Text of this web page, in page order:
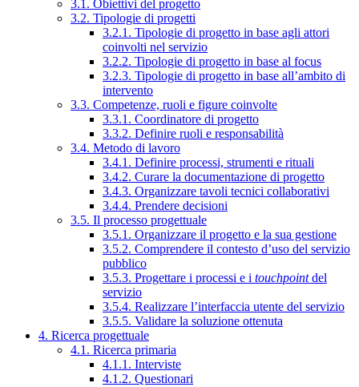
3.1. Obiettivi del progetto
3.2. Tipologie di progetti
3.2.1. Tipologie di progetto in base agli attori
coinvolti nel servizio
3.2.2. Tipologie di progetto in base al focus
3.2.3. Tipologie di progetto in base all’ambito di
intervento
3.3. Competenze, ruoli e figure coinvolte
3.3.1. Coordinatore di progetto
3.3.2. Definire ruoli e responsabilità
3.4. Metodo di lavoro
3.4.1. Definire processi, strumenti e rituali
3.4.2. Curare la documentazione di progetto
3.4.3. Organizzare tavoli tecnici collaborativi
3.4.4. Prendere decisioni
3.5. Il processo progettuale
3.5.1. Organizzare il progetto e la sua gestione
3.5.2. Comprendere il contesto d’uso del servizio
pubblico
3.5.3. Progettare i processi e i touchpointdel
servizio
3.5.4. Realizzare l’interfaccia utente del servizio
3.5.5. Validare la soluzione ottenuta
4. Ricerca progettuale
4.1. Ricerca primaria
4.1.1. Interviste
4.1.2. Questionari